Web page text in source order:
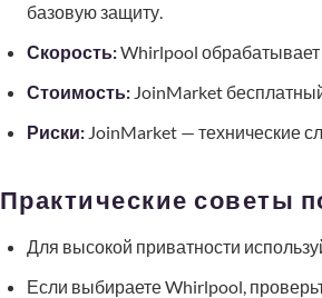
базовую защиту.
Скорость:Whirlpool обрабатывает
Стоимость:JoinMarket
Риски:JoinMarket — технические
Практические советы
Для высокой приватности
Если выбираете Whirlpool,